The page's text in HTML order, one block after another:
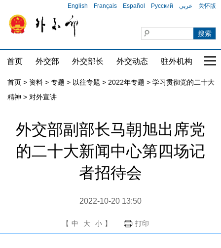
English Français Español Русский عربي 关怀版
首页 外交部 外交部长 外交动态 驻外机构 国
首页 > 资料 > 专题 > 以往专题 > 2022年专题 > 学习贯彻党的二十大
精神 > 对外宣讲
外交部副部长马朝旭出席党
的二十大新闻中心第四场记
者招待会
2022-10-20 13:50
【 中 大 小 】 打印